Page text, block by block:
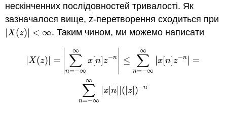
нескінченних послідовностей тривалості. Як
зазначалося вище, z-перетворення сходиться при
|X(z)| < ∞
|X(z)| ∞ . Таким чином, ми можемо написати
|X(z) =
∣
∣ ∑
n=−∞
∞
x[ n] z−n
∣
∣
≤ ∑
n=−∞
∞
∣x[ n] z−n ∣ =
∑
n=−∞
∞
|x[n] |(|z|)−n
∞x[n ∞∞|x